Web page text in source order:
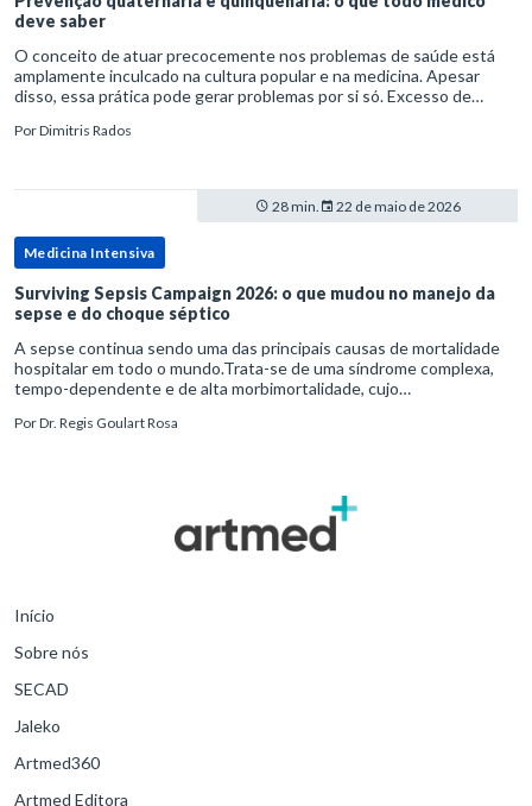
deve saber
O conceito de atuar precocemente nos problemas de saúde está
amplamente inculcado na cultura popular e na medicina. Apesar
disso, essa prática pode gerar problemas por si só. Excesso de
PorDimitris Rados
28 min. 22 de maio de 2026
Medicina Intensiva
Surviving Sepsis Campaign 2026: o que mudou no manejo da
sepse e do choque séptico
A sepse continua sendo uma das principais causas de mortalidade
hospitalar em todo o mundo.Trata-se de uma síndrome complexa,
tempo-dependente e de alta morbimortalidade, cujo
para o desfe
PorDr. Regis Goulart Rosa
Início
Sobre nós
SECAD
Jaleko
Artmed360
Artmed Editora